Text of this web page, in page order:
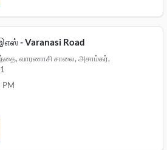
- Varanasi Road
வாரணாசி சாலை, அசாம்கர்,
PM